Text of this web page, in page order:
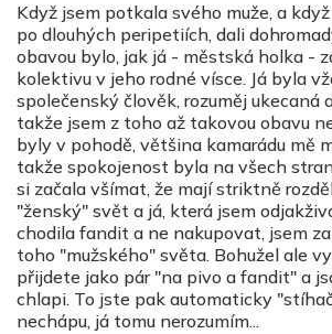
Když jsem potkala svého muže, a
po dlouhých peripetiích, dali
obavou bylo, jak já - městská holka -
kolektivu v jeho rodné vísce. Já byla
společenský člověk, rozuměj ukecaná
takže jsem z toho až takovou obavu
byly v pohodě, většina kamarádu mě
takže spokojenost byla na všech
si začala všímat, že mají striktně
"ženský" svět a já, která jsem
chodila fandit a ne nakupovat, jsem
toho "mužského" světa. Bohužel ale
přijdete jako pár "na pivo a fandit" a
chlapi. To jste pak automaticky
nechápu, já tomu nerozumím...